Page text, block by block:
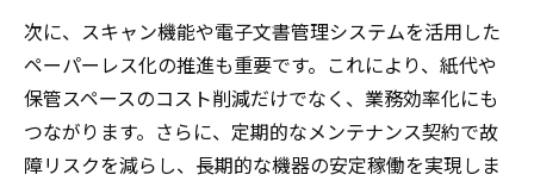
次に、スキャン機能や電子文書管理システムを活用した
ペーパーレス化の推進も重要です。これにより、紙代や
保管スペースのコスト削減だけでなく、業務効率化にも
つながります。さらに、定期的なメンテナンス契約で故
障リスクを減らし、長期的な機器の安定稼働を実現しま